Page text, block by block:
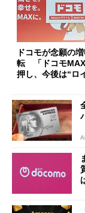
ドコモが念願の
転 「ドコモ
押し、今後は“ロ